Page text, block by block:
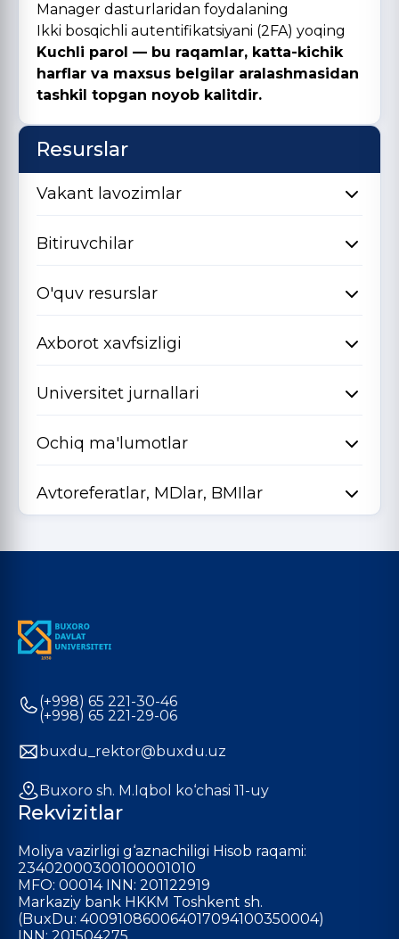
Manager dasturlaridan foydalaning
Ikki bosqichli autentifikatsiyani (2FA) yoqing
Kuchli parol — bu raqamlar, katta-kichik
harflar va maxsus belgilar aralashmasidan
tashkil topgan noyob kalitdir.
Resurslar
Vakant lavozimlar
Bitiruvchilar
O'quv resurslar
Axborot xavfsizligi
Universitet jurnallari
Ochiq ma'lumotlar
Avtoreferatlar, MDlar, BMIlar
(+998) 65 221-30-46
(+998) 65 221-29-06
buxdu_rektor@buxdu.uz
Buxoro sh. M.Iqbol ko‘chasi 11-uy
Rekvizitlar
Moliya vazirligi g‘aznachiligi Hisob raqami:
23402000300100001010
MFO: 00014 INN: 201122919
Markaziy bank HKKM Toshkent sh.
(BuxDu: 400910860064017094100350004)